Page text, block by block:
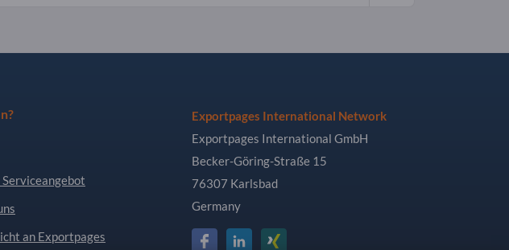
Serviceangebot
an Exportpages
Exportpages International Network
Exportpages International GmbH
Becker-Göring-Straße 15
76307 Karlsbad
Germany